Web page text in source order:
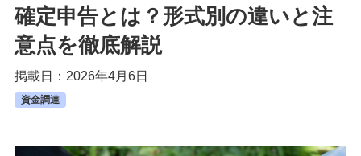
法人口座開設
資金調達
確定申告とは？形式別の違いと注
意点を徹底解説
掲載日：2026年4月6日
資金調達